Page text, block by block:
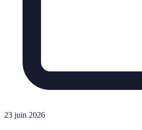
23 juin 2026